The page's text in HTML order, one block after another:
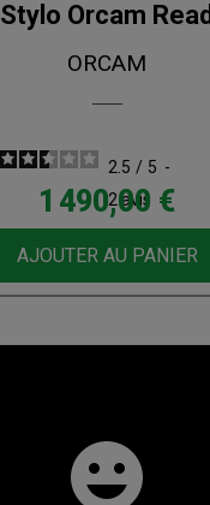
Stylo Orcam Read
ORCAM
2.5 / 5 -
2avis
Prix
1 490,00 €
AJOUTER AU PANIER